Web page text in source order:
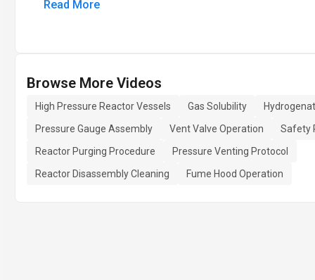
Read More
Browse More Videos
High Pressure Reactor Vessels Gas Solubility
Pressure Gauge Assembly
Vent Valve Operation
Safety
Reactor Purging Procedure
Pressure Venting Protocol
Reactor Disassembly Cleaning
Fume Hood Operation